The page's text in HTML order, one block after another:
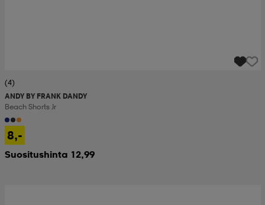
(4)
ANDY BY FRANK DANDY
Beach Shorts Jr
8,-
Suositushinta 12,99